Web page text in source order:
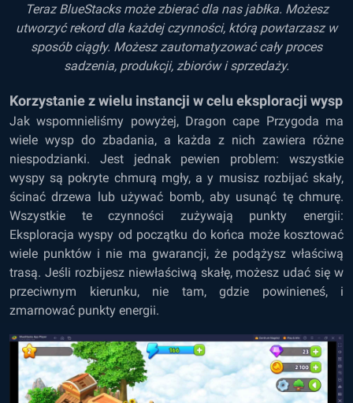
Teraz BlueStacks może zbierać dla nas jabłka. Możesz
utworzyć rekord dla każdej czynności, którą powtarzasz w
sposób ciągły. Możesz zautomatyzować cały proces
sadzenia, produkcji, zbiorów i sprzedaży.
Korzystanie z wielu instancji w celu eksploracji wysp
Jak wspomnieliśmy powyżej, Dragon cape Przygoda ma
wiele wysp do zbadania, a każda z nich zawiera różne
niespodzianki. Jest jednak pewien problem: wszystkie
wyspy są pokryte chmurą mgły, a y musisz rozbijać skały,
ścinać drzewa lub używać bomb, aby usunąć tę chmurę.
Wszystkie te czynności zużywają punkty energii:
Eksploracja wyspy od początku do końca może kosztować
wiele punktów i nie ma gwarancji, że podążysz właściwą
trasą. Jeśli rozbijesz niewłaściwą skałę, możesz udać się w
przeciwnym kierunku, nie tam, gdzie powinieneś, i
zmarnować punkty energii.